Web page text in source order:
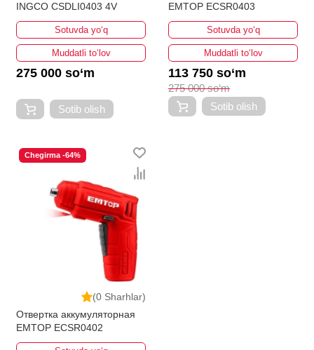
INGCO CSDLI0403 4V
Sotuvda yo‘q
Muddatli to‘lov
275 000 so‘m
Sotib olish
EMTOP ECSR0403
Sotuvda yo‘q
Muddatli to‘lov
113 750 so‘m
275 000 so‘m
Sotib olish
(0 Sharhlar)
Chegirma -64%
Отвертка аккумуляторная
EMTOP ECSR0402